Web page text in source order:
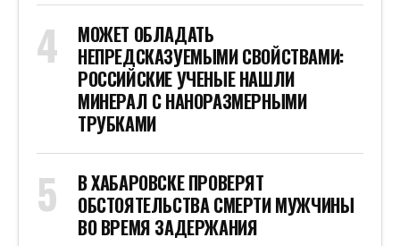
МОЖЕТ ОБЛАДАТЬ
НЕПРЕДСКАЗУЕМЫМИ СВОЙСТВАМИ:
РОССИЙСКИЕ УЧЕНЫЕ НАШЛИ
МИНЕРАЛ С НАНОРАЗМЕРНЫМИ
ТРУБКАМИ
В ХАБАРОВСКЕ ПРОВЕРЯТ
ОБСТОЯТЕЛЬСТВА СМЕРТИ МУЖЧИНЫ
ВО ВРЕМЯ ЗАДЕРЖАНИЯ